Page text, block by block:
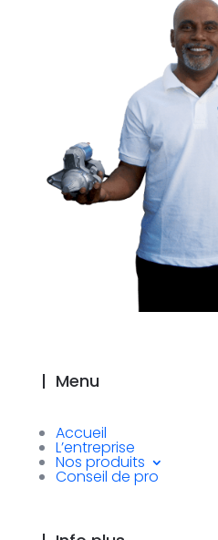
| Menu
Accueil
L’entreprise
Nos produits
Conseil de pro